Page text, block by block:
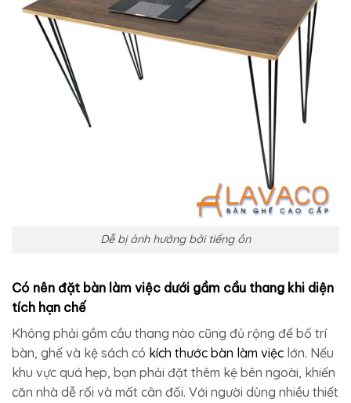
Dễ bị ảnh hưởng bởi tiếng ồn
Có nên đặt bàn làm việc dưới gầm cầu thang khi diện
tích hạn chế
Không phải gầm cầu thang nào cũng đủ rộng để bố trí
bàn, ghế và kệ sách có kích thước bàn làm việc lớn. Nếu
khu vực quá hẹp, bạn phải đặt thêm kệ bên ngoài, khiến
căn nhà dễ rối và mất cân đối. Với người dùng nhiều thiết